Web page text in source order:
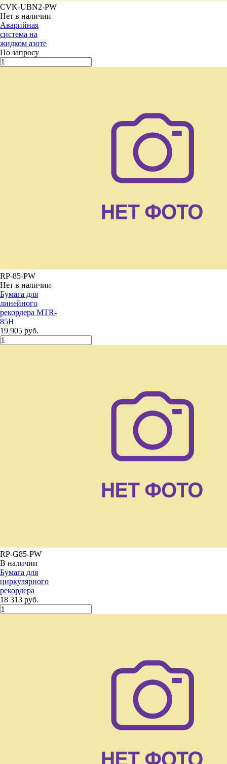
CVK-UBN2-PW
Нет в наличии
Аварийная
система на
жидком азоте
По запросу
RP-85-PW
Нет в наличии
Бумага для
линейного
рекордера MTR-
85H
19 905 руб.
RP-G85-PW
В наличии
Бумага для
циркулярного
рекордера
18 313 руб.